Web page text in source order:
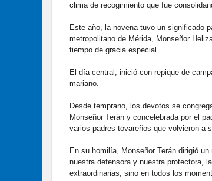
clima de recogimiento que fue
Este año, la novena tuvo un significado
metropolitano de Mérida, Monseñor
tiempo de gracia especial.
El día central, inició con repique de
mariano.
Desde temprano, los devotos se
Monseñor Terán y concelebrada por el
varios padres tovareños que volvieron a
En su homilía, Monseñor Terán dirigió
nuestra defensora y nuestra protectora,
extraordinarias, sino en todos los